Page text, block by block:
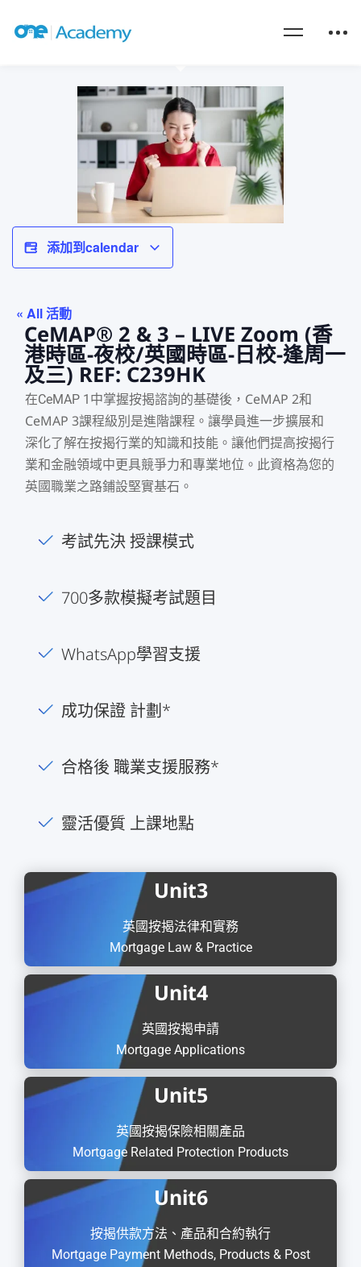
添加到calendar
« All 活動
CeMAP® 2 & 3 – LIVE Zoom (香
港時區-夜校/英國時區-日校-逢周一
及三) REF: C239HK
在CeMAP 1中掌握按揭諮詢的基礎後， CeMAP 2和
CeMAP 3課程級別是進階課程。讓學員進一步擴展和
深化了解在按揭行業的知識和技能。讓他們提高按揭行
業和金融領域中更具競爭力和專業地位。此資格為您的
英國職業之路鋪設堅實基石。
考試先決 授課模式
700多款模擬考試題目
WhatsApp學習支援
成功保證 計劃*
合格後 職業支援服務*
靈活優質 上課地點
Unit3
英國按揭法律和實務
Mortgage Law & Practice
Unit4
英國按揭申請
Mortgage Applications
Unit5
英國按揭保險相關產品
Mortgage Related Protection Products
Unit6
按揭供款方法、產品和合約執行
Mortgage Payment Methods, Products & Post